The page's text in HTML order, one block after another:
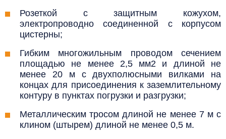
Розеткой с защитным кожухом,
электропроводно соединенной с корпусом
цистерны;
Гибким многожильным проводом сечением
площадью не менее 2,5 мм2 и длиной не
менее 20 м с двухполюсными вилками на
концах для присоединения к заземлительному
контуру в пунктах погрузки и разгрузки;
Металлическим тросом длиной не менее 7 м с
клином (штырем) длиной не менее 0,5 м.